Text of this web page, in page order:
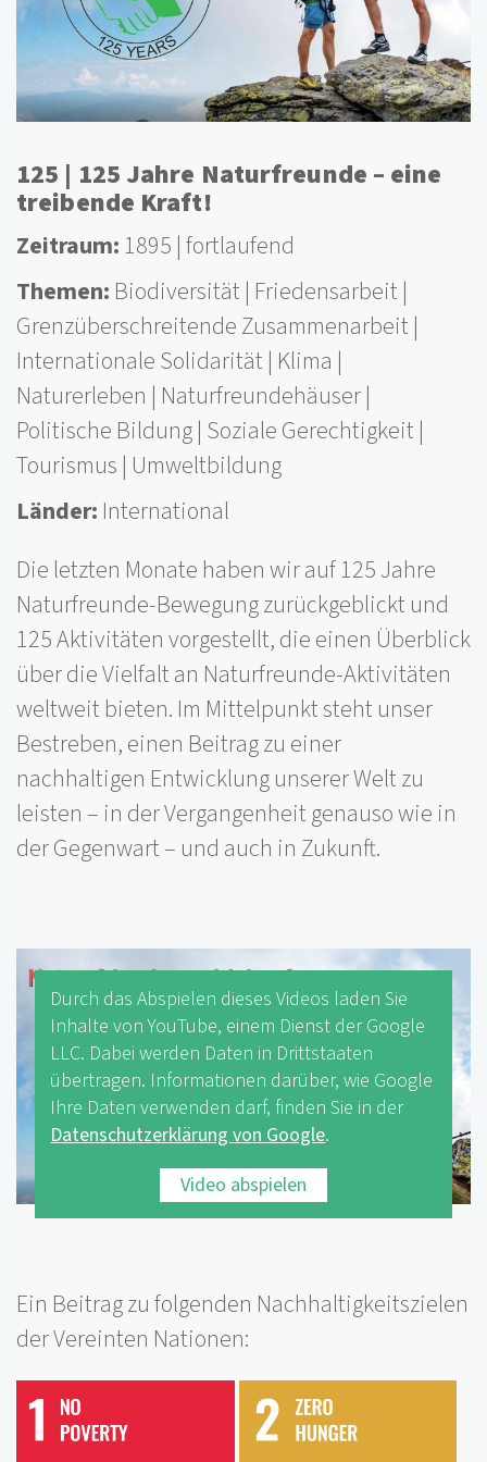
125 | 125 Jahre Naturfreunde – eine
treibende Kraft!
Zeitraum 1895 fortlaufend
Themen Biodiversität Friedensarbeit
Grenzüberschreitende Zusammenarbeit
Internationale Solidarität Klima
Naturerleben Naturfreundehäuser
Politische Bildung Soziale Gerechtigkeit
Tourismus Umweltbildung
Länder International
Die letzten Monate haben wir auf 125 Jahre
Naturfreunde-Bewegung zurückgeblickt und
125 Aktivitäten vorgestellt, die einen Überblick
über die Vielfalt an Naturfreunde-Aktivitäten
weltweit bieten. Im Mittelpunkt steht unser
Bestreben, einen Beitrag zu einer
nachhaltigen Entwicklung unserer Welt zu
leisten – in der Vergangenheit genauso wie in
der Gegenwart – und auch in Zukunft.
Durch das Abspielen dieses Videos laden Sie
Inhalte von YouTube, einem Dienst der Google
LLC. Dabei werden Daten in Drittstaaten
übertragen. Informationen darüber, wie Google
Ihre Daten verwenden darf, finden Sie in der
Datenschutzerklärung von Google.
Video abspielen
Ein Beitrag zu folgenden Nachhaltigkeitszielen
der Vereinten Nationen: